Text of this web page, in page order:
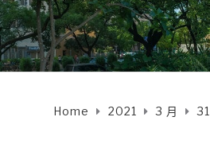
Home 2021 3 月 31